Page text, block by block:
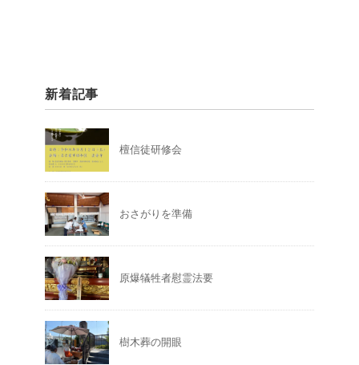
新着記事
檀信徒研修会
おさがりを準備
原爆犠牲者慰霊法要
樹木葬の開眼